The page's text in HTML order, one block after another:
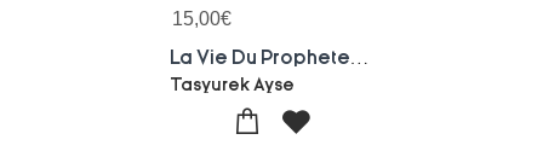
15,00€
Tasyurek Ayse